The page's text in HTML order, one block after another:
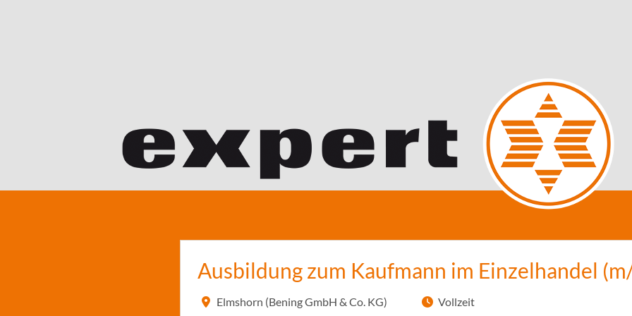
Ausbildung zum Kaufmann im Einzelhandel
Elmshorn (Bening GmbH & Co. KG)
Vollzeit